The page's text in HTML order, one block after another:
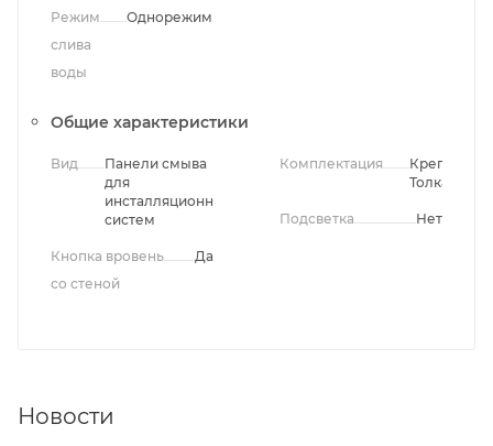
Режим
слива
воды
Однорежимный
Общие характеристики
Вид
Панели смыва
для
инсталляционных
систем
Кнопка вровень
со стеной
Да
Комплектация
Крепления,
Толкатели
Подсветка Нет
Новости